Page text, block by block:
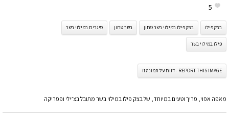
5
בצק פילו בצק פילו במילוי בשר טחון בשר טחון סיגרים במילוי בשר
פילו במילוי בשר
REPORT THIS IMAGE - דווח על תמונה זו
מאפה אפוי, פריך וטעים במיוחד, של בצק פילו במילוי בשר מתובל בצ’ילי ופפריקה